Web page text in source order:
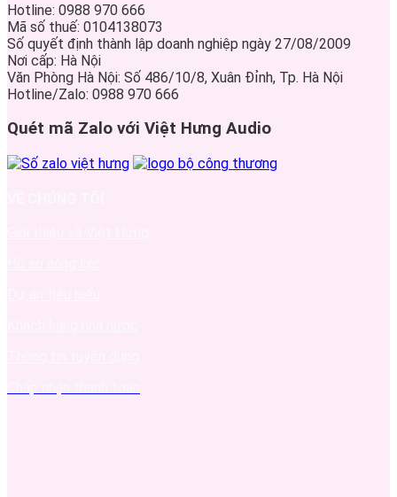
Hotline: 0988 970 666
Mã số thuế: 0104138073
Số quyết định thành lập doanh nghiệp ngày 27/08/2009
Nơi cấp: Hà Nội
Văn Phòng Hà Nội: Số 486/10/8, Xuân Đỉnh, Tp. Hà Nội
Hotline/Zalo: 0988 970 666
Quét mã Zalo với Việt Hưng Audio